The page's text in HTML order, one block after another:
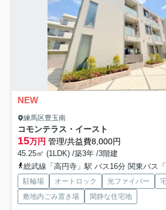
NEW
練馬区豊玉南
コモンテラス・イースト
15万円 管理/共益費8,000円
45.25㎡ (1LDK) /築3年 /3階建
総武線「高円寺」駅 バス16分 関東バス「中
駐輪場 オートロック 光ファイバー
敷地内ごみ置き場
閑静な住宅地